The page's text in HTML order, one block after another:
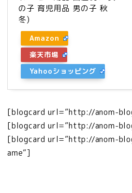
の子 育児用品 男の子 秋
冬)
Amazon
楽天市場
Yahooショッピング
[blogcard url=”http://anom-
​[blogcard url=”http://anom-
[blogcard url=”http://anom-
ame”]